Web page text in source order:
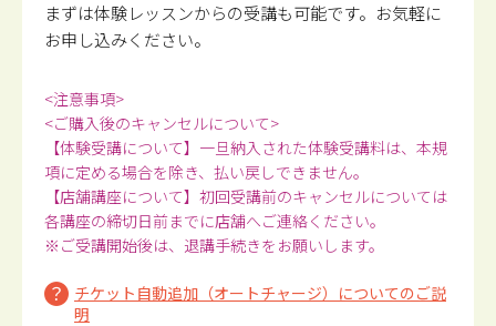
まずは体験レッスンからの受講も可能です。 お気軽に
お申し込みください。
<注意事項>
<ご購入後のキャンセルについて>
【体験受講について】一旦納入された体験受講料は、本規
項に定める場合を除き、払い戻しできません。
【店舗講座について】初回受講前のキャンセルについては
各講座の締切日前までに店舗へご連絡ください。
※ご受講開始後は、退講手続きをお願いします。
チケット自動追加（オートチャージ）についてのご説
明